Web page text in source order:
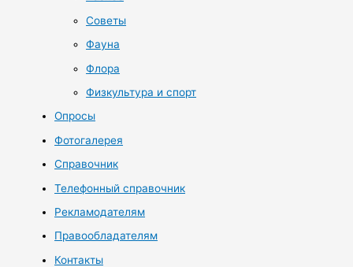
Советы
Фауна
Флора
Физкультура и спорт
Опросы
Фотогалерея
Справочник
Телефонный справочник
Рекламодателям
Правообладателям
Контакты